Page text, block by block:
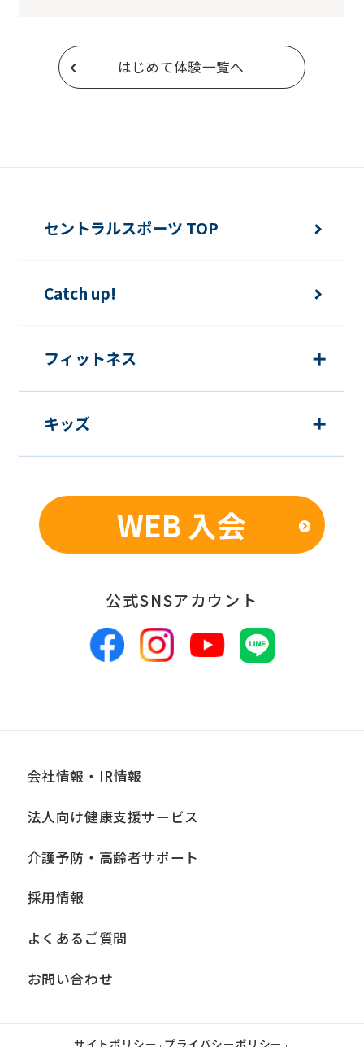
はじめて体験一覧へ
セントラルスポーツ TOP
Catch up!
フィットネス
キッズ
WEB 入会
公式SNSアカウント
会社情報・IR情報
法人向け健康支援サービス
介護予防・高齢者サポート
採用情報
よくあるご質問
お問い合わせ
サイトポリシー プライバシーポリシー